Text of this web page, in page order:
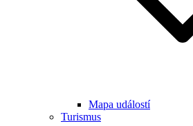
Mapa událostí
Turismus